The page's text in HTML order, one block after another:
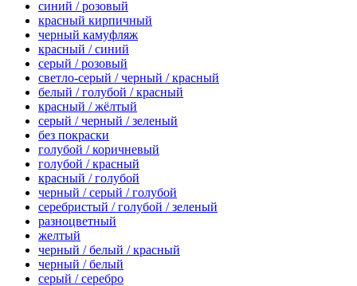
синий / розовый
красный кирпичный
черный камуфляж
красный / синий
серый / розовый
светло-серый / черный / красный
белый / голубой / красный
красный / жёлтый
серый / черный / зеленый
без покраски
голубой / коричневый
голубой / красный
красный / голубой
черный / серый / голубой
серебристый / голубой / зеленый
разноцветный
желтый
черный / белый / красный
черный / белый
серый / серебро